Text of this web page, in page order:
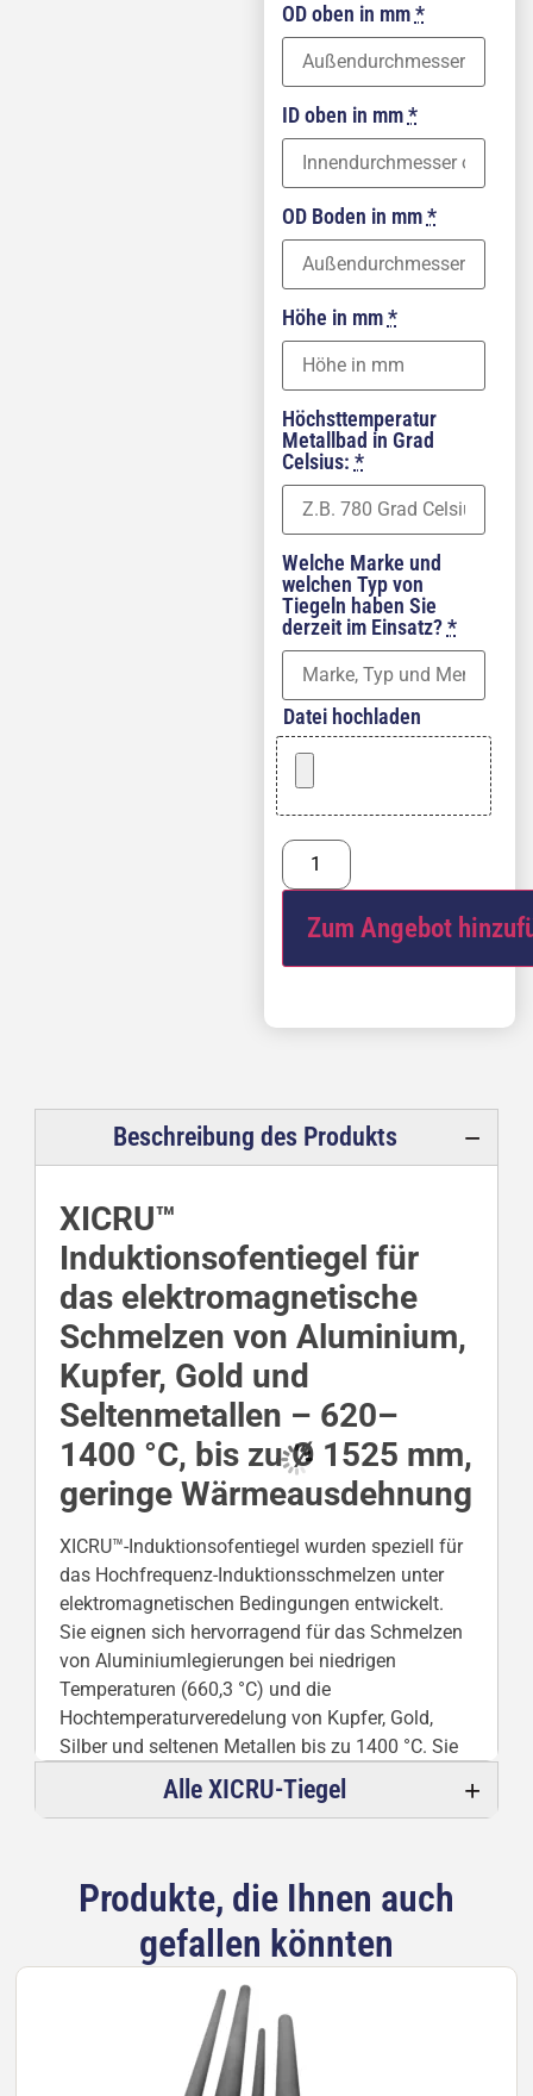
OD oben in mm*
ID oben in mm*
OD Boden in mm*
Höhe in mm*
Höchsttemperatur
Metallbad in Grad
Celsius: *
Welche Marke und
welchen Typ von
Tiegeln haben Sie
derzeit im Einsatz?*
Datei hochladen
Zum Angebot
Beschreibung des Produkts
XICRU™
Induktionsofentiegel für
das elektromagnetische
Schmelzen von Aluminium,
Kupfer, Gold und
Seltenmetallen – 620–
1400 °C, bis zu Ø 1525 mm,
geringe Wärmeausdehnung
XICRU™-Induktionsofentiegel wurden speziell für
das Hochfrequenz-Induktionsschmelzen unter
elektromagnetischen Bedingungen entwickelt.
Sie eignen sich hervorragend für das Schmelzen
von Aluminiumlegierungen bei niedrigen
Temperaturen (660,3 °C) und die
Hochtemperaturveredelung von Kupfer, Gold,
Silber und seltenen Metallen bis zu 1400 °C. Sie
werden aus hochentwickeltem Sialon
(Si₃Al₃O₃N₅) und gesinterter
Wärmeverteilung mit minimalen Wärmeverlusten,
eine hervorragende
Temperaturwechselbeständigkeit und eine
außergewöhnliche Haltbarkeit in aggressiven
geschmolzenen Nichteisenumgebungen.
Zu den wichtigsten Vorteilen zählen eine geringe
Wärmeausdehnung (3,2–3,5 ×10⁻⁶/°C), keine
Alle XICRU-Tiegel
Produkte, die Ihnen auch
gefallen könnten